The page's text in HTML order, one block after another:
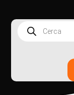
search